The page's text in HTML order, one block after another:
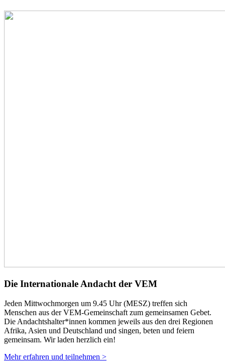
Die Internationale Andacht der VEM
Jeden Mittwochmorgen um 9.45 Uhr (MESZ) treffen sich
Menschen aus der VEM-Gemeinschaft zum gemeinsamen Gebet.
Die Andachtshalter*innen kommen jeweils aus den drei Regionen
Afrika, Asien und Deutschland und singen, beten und feiern
gemeinsam. Wir laden herzlich ein!
Mehr erfahren und teilnehmen >